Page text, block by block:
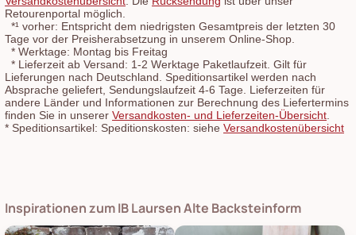
Retourenportal möglich.
*¹ vorher: Entspricht dem niedrigsten Gesamtpreis der letzten 30
Tage vor der Preisherabsetzung in unserem Online-Shop.
* Werktage: Montag bis Freitag
* Lieferzeit ab Versand: 1-2 Werktage Paketlaufzeit. Gilt für
Lieferungen nach Deutschland. Speditionsartikel werden nach
Absprache geliefert, Sendungslaufzeit 4-6 Tage. Lieferzeiten für
andere Länder und Informationen zur Berechnung des Liefertermins
finden Sie in unserer Versandkosten- und Lieferzeiten-Übersicht.
* Speditionsartikel: Speditionskosten: siehe Versandkostenübersicht
Inspirationen zum IB Laursen Alte Backsteinform